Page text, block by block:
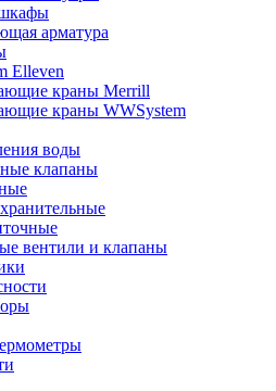
арматура
Elleven
краны Merrill
краны WWSystem
воды
клапаны
вентили и клапаны